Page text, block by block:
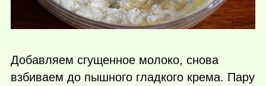
Добавляем сгущенное молоко, снова
взбиваем до пышного гладкого крема. Пару